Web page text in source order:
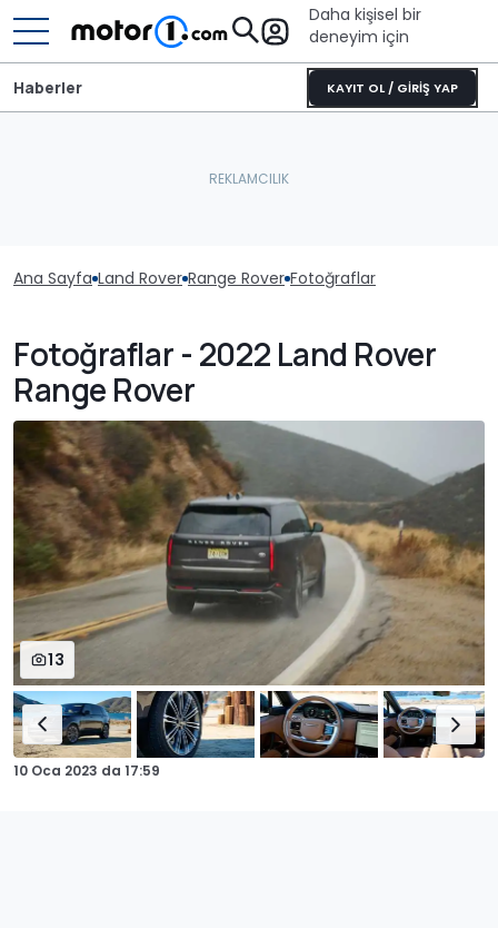
Daha kişisel bir
deneyim için
KAYIT OL / GİRİŞ YAP
Haberler
Ana Sayfa Land Rover Range Rover Fotoğraflar
Fotoğraflar - 2022 Land Rover
Range Rover
13
10 Oca 2023 da 17:59